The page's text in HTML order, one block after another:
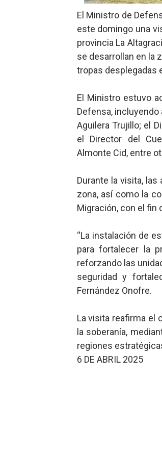
Lee
Más de
El Ministro de
este domingo una
provincia La
se desarrollan en la
tropas desplegadas
El Ministro estuvo
Defensa, incluyendo
Aguilera Trujillo; el
el Director del
Almonte Cid, entre
Durante la visita,
zona, así como la
Migración, con el fin
“La instalación de
para fortalecer la
reforzando las
seguridad y
Fernández Onofre.
La visita reafirma el
la soberanía,
regiones
6 DE ABRIL 2025